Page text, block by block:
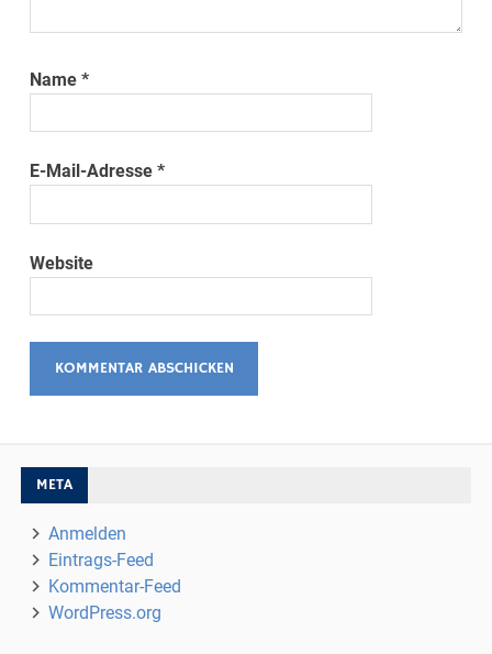
Name*
E-Mail-Adresse*
Website
META
Anmelden
Eintrags-Feed
Kommentar-Feed
WordPress.org